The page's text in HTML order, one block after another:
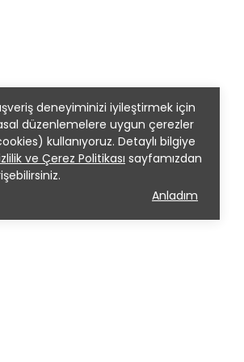
deneyiminizi iyileştirmek için
düzenlemelere uygun çerezler
kullanıyoruz. Detaylı bilgiye
ve Çerez Politikası sayfamızdan
Anladım